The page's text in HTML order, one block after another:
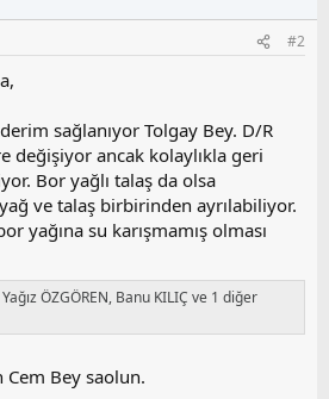
#2
sağlanıyor Tolgay Bey. D/R
değişiyor ancak kolaylıkla geri
Bor yağlı talaş da olsa
ve talaş birbirinden ayrılabiliyor.
yağına su karışmamış olması
ÖZGÖREN, Banu KILIÇ ve 1 diğer
Cem Bey saolun.